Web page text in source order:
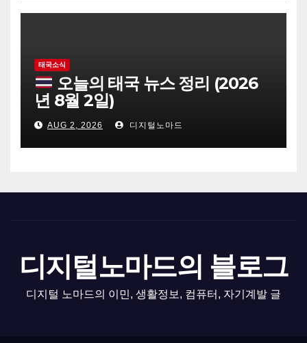
태국소식
오늘의 태국 뉴스 정리 (2026
년 8월 2일)
AUG 2, 2026 디지털노마드
디지털노마드의 블로그
디지털 노마드의 이민, 생활정보, 컴퓨터, 자기계발 글